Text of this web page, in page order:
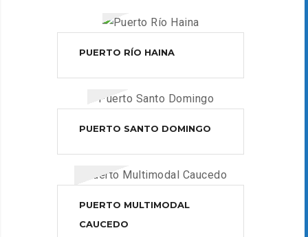
PUERTO RÍO HAINA
PUERTO SANTO DOMINGO
PUERTO MULTIMODAL
CAUCEDO